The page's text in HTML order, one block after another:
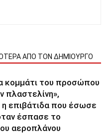
ΑΠΟ ΤΟΝ ΔΗΜΙΟΥΡΓΟ
κομμάτι του προσώπου
πλαστελίνη»,
η επιβάτιδα που έσωσε
έσπασε το
αεροπλάνου